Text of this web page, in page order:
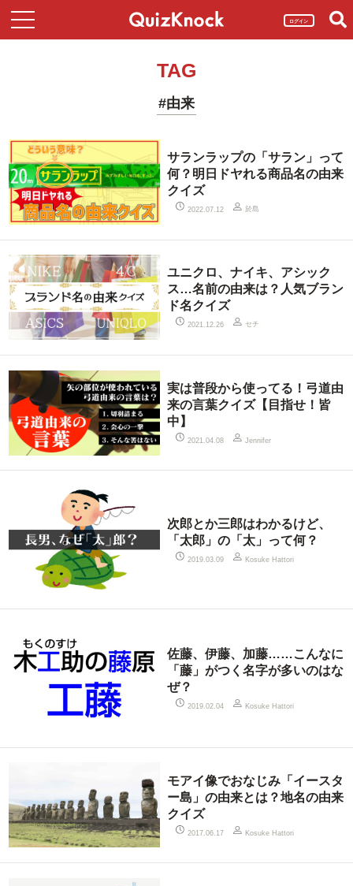
ログイン
TAG
#由来
サランラップの「サラン」って
何？明日ドヤれる商品名の由来
クイズ
2022.07.12 於島
ユニクロ、ナイキ、アシック
ス…名前の由来は？人気ブラン
ド名クイズ
2021.12.26 セチ
実は普段から使ってる！弓道由
来の言葉クイズ【目指せ！皆
中】
2021.04.08 Jennifer
次郎とか三郎はわかるけど、
「太郎」の「太」って何？
2019.03.09 Kosuke Hattori
佐藤、伊藤、加藤……こんなに
「藤」がつく名字が多いのはな
ぜ？
2019.02.04 Kosuke Hattori
モアイ像でおなじみ「イースタ
ー島」の由来とは？地名の由来
クイズ
2017.06.17 Kosuke Hattori